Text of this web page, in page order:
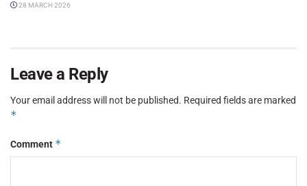
28 MARCH 2026
Leave a Reply
Your email address will not be published. Required fields are marked
*
Comment *